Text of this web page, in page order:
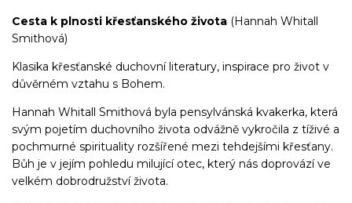
Cesta k plnosti křesťanského života (Hannah Whitall
Smithová)
Klasika křesťanské duchovní literatury, inspirace pro život v
důvěrném vztahu s Bohem.
Hannah Whitall Smithová byla pensylvánská kvakerka, která
svým pojetím duchovního života odvážně vykročila z tíživé a
pochmurné spirituality rozšířené mezi tehdejšími křesťany.
Bůh je v jejím pohledu milující otec, který nás doprovází ve
velkém dobrodružství života.